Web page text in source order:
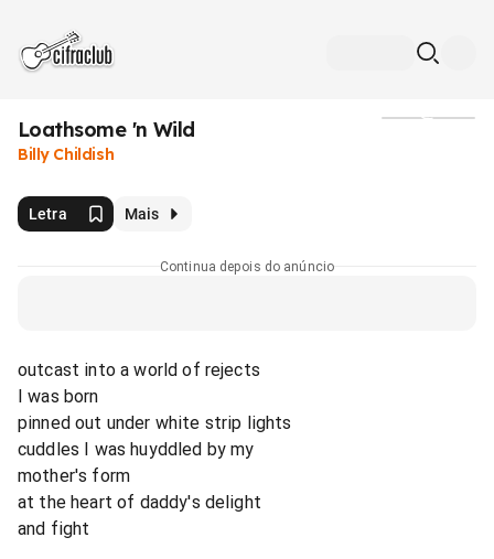
Loathsome 'n Wild
Billy Childish
Letra Mais
Continua depois do anúncio
outcast into a world of rejects
I was born
pinned out under white strip lights
cuddles I was huyddled by my
mother's form
at the heart of daddy's delight
and fight